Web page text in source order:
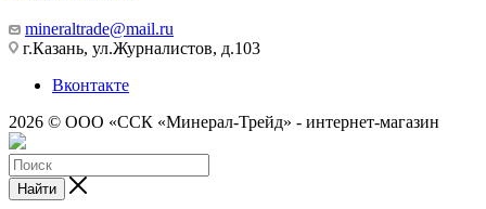
mineraltrade@mail.ru
г.Казань, ул.Журналистов, д.103
Вконтакте
2026 © ООО «ССК «Минерал-Трейд» - интернет-магазин
Найти